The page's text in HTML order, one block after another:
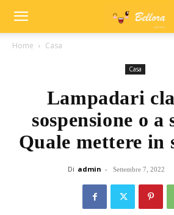
Home Casa
Casa
Lampadari
sospensione o
Quale mettere in
Di admin - Settembre 7, 2022